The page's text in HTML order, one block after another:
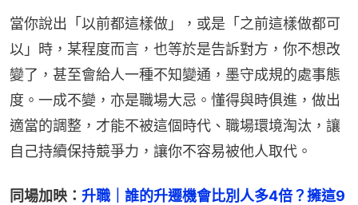
當你說出「以前都這樣做」，或是「之前這樣做都可
以」時，某程度而言，也等於是告訴對方，你不想改
變了，甚至會給人一種不知變通，墨守成規的處事態
度。一成不變，亦是職場大忌。懂得與時俱進，做出
適當的調整，才能不被這個時代、職場環境淘汰，讓
自己持續保持競爭力，讓你不容易被他人取代。
同場加映： 升職｜誰的升遷機會比別人多4倍？擁這9